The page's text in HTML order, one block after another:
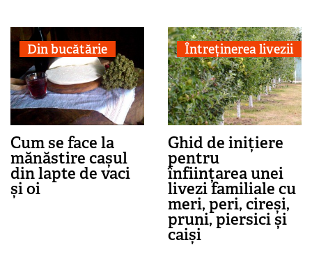
Din bucătărie
Cum se face la
mănăstire cașul
din lapte de vaci
și oi
Întreținerea livezii
Ghid de inițiere
pentru
înființarea unei
livezi familiale cu
meri, peri, cireși,
pruni, piersici și
caiși